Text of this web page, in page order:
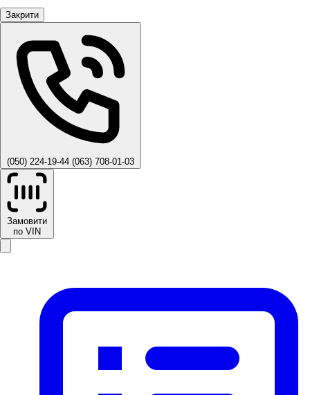
Закрити
(050) 224-19-44 (063) 708-01-03
Замовити
по VIN